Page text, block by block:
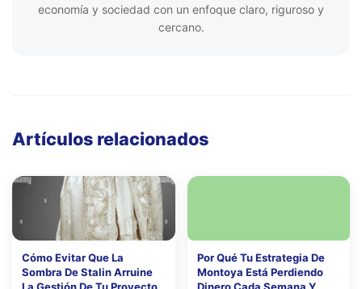
economía y sociedad con un enfoque claro, riguroso y
cercano.
Artículos relacionados
Cómo Evitar Que La
Sombra De Stalin Arruine
La Gestión De Tu Proyecto
Por Qué Tu Estrategia De
Montoya Está Perdiendo
Dinero Cada Semana Y